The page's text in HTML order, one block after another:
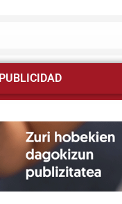
PUBLICIDAD